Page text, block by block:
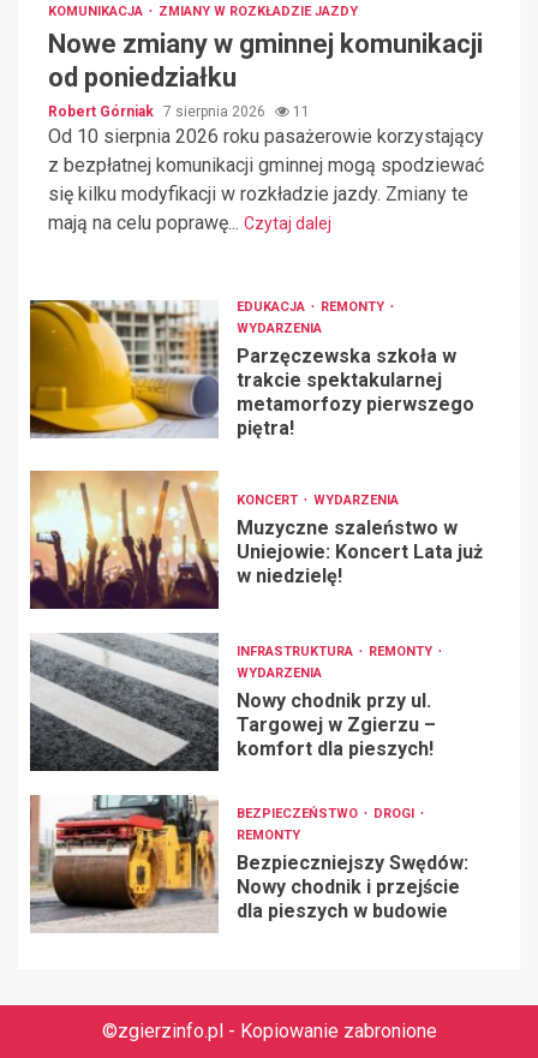
KOMUNIKACJA ZMIANY W ROZKŁADZIE JAZDY
Nowe zmiany w gminnej komunikacji
od poniedziałku
Robert Górniak 7 sierpnia 2026 11
Od 10 sierpnia 2026 roku pasażerowie korzystający
z bezpłatnej komunikacji gminnej mogą spodziewać
się kilku modyfikacji w rozkładzie jazdy. Zmiany te
mają na celu poprawę... Czytaj dalej
EDUKACJA
REMONTY
WYDARZENIA
Parzęczewska szkoła w
trakcie spektakularnej
metamorfozy pierwszego
piętra!
KONCERT WYDARZENIA
Muzyczne szaleństwo w
Uniejowie: Koncert Lata już
w niedzielę!
INFRASTRUKTURA
REMONTY
WYDARZENIA
Nowy chodnik przy ul.
Targowej w Zgierzu –
komfort dla pieszych!
BEZPIECZEŃSTWO
DROGI
REMONTY
Bezpieczniejszy Swędów:
Nowy chodnik i przejście
dla pieszych w budowie
©zgierzinfo.pl - Kopiowanie zabronione